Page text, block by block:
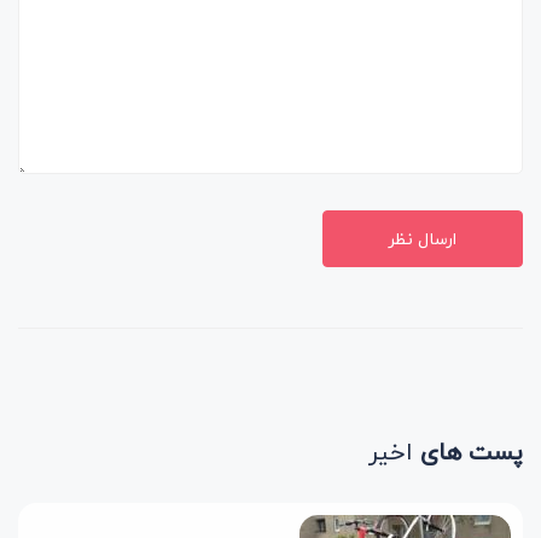
ارسال نظر
پست های اخیر